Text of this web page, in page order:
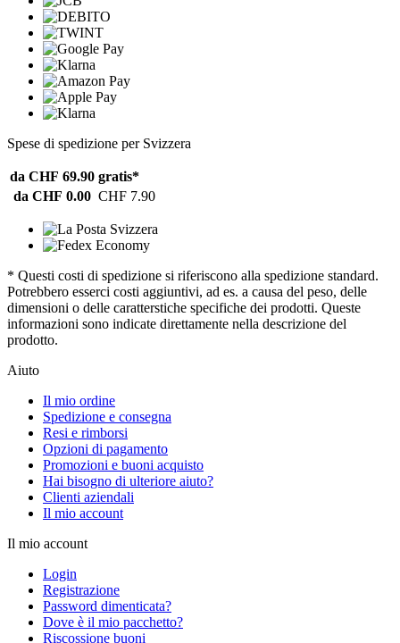
Spese di spedizione per Svizzera
da CHF 69.90 gratis*
da CHF 0.00 CHF 7.90
* Questi costi di spedizione si riferiscono alla spedizione standard.
Potrebbero esserci costi aggiuntivi, ad es. a causa del peso, delle
dimensioni o delle caratterstiche specifiche dei prodotti. Queste
informazioni sono indicate direttamente nella descrizione del
prodotto.
Aiuto
Il mio ordine
Spedizione e consegna
Resi e rimborsi
Opzioni di pagamento
Promozioni e buoni acquisto
Hai bisogno di ulteriore aiuto?
Clienti aziendali
Il mio account
Il mio account
Login
Registrazione
Password dimenticata?
Dove è il mio pacchetto?
Riscossione buoni